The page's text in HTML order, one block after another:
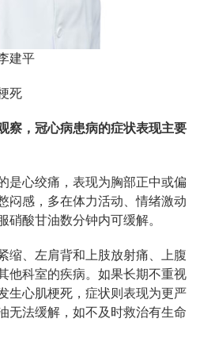
建平
死
察，冠心病患病的症状表现主要
是心绞痛，表现为胸部正中或偏
闷感，多在体力活动、情绪激动
硝酸甘油数分钟内可缓解。
缩、左肩背和上肢放射痛、上腹
他科室的疾病。如果长期不重视
生心肌梗死，症状则表现为更严
无法缓解，如不及时救治有生命